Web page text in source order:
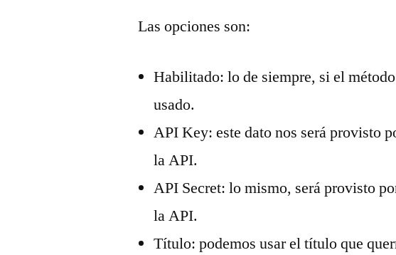
Las opciones son:
Habilitado: lo de siempre, si el
usado.
API Key: este dato nos será provisto
la API.
API Secret: lo mismo, será provisto
la API.
Título: podemos usar el título que